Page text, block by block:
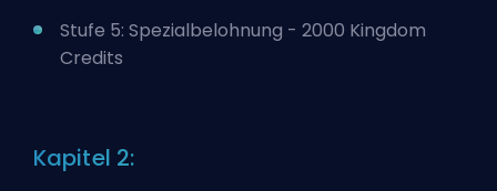
Stufe 5: Spezialbelohnung - 2000 Kingdom
Credits
Kapitel 2: